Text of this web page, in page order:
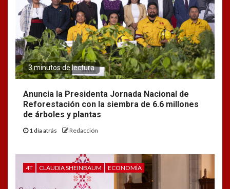
3 minutos de lectura
Anuncia la Presidenta Jornada Nacional de
Reforestación con la siembra de 6.6 millones
de árboles y plantas
1 día atrás Redacción
4T CLAUDIA SHEINBAUM ECONOMÍA